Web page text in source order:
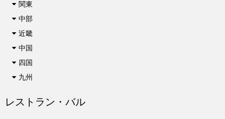
レストラン・バル
関東
中部
近畿
中国
四国
九州